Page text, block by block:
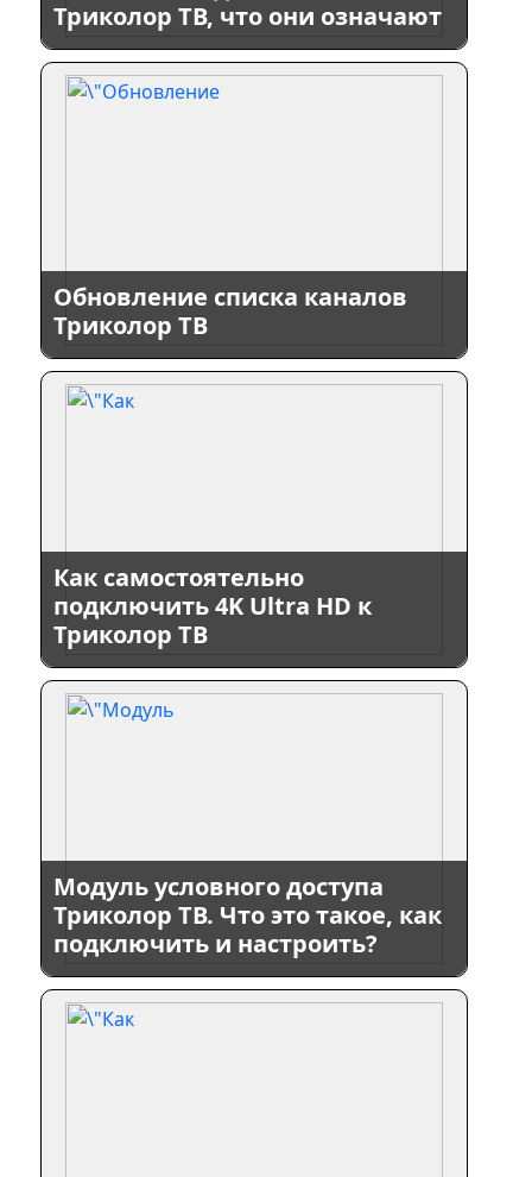
Триколор ТВ, что они означают
Обновление списка каналов
Триколор ТВ
Как самостоятельно
подключить 4K Ultra HD к
Триколор ТВ
Модуль условного доступа
Триколор ТВ. Что это такое, как
подключить и настроить?